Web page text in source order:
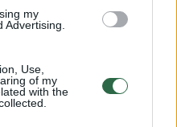
my
Advertising.
Use,
of my
with the
eskizų ir ant
tas pats.
į priekį, todėl
tuo.